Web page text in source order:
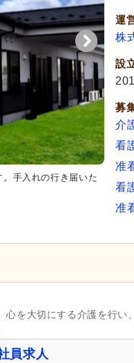
手入れの行き届いた
運
株
設
募
介
看
准
看
准
を大切にする介護を行い
員求人